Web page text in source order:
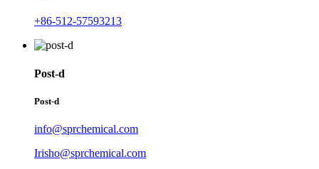
+86-512-57593213
Post-d
Post-d
info@sprchemical.com
Irisho@sprchemical.com